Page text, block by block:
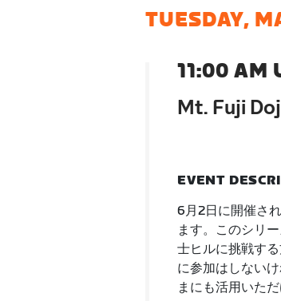
TUESDAY,
11:00 AM
Mt. Fuji
EVENT
6月2日に開催さ
ます。このシリ
士ヒルに挑戦す
に参加はしない
まにも活用いただ